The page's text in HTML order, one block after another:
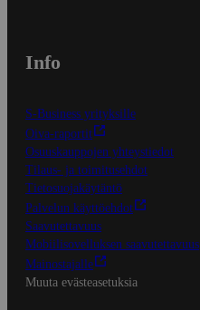
Info
S-Business yrityksille
Oiva-raportit
Osuuskauppojen yhteystiedot
Tilaus- ja toimitusehdot
Tietosuojakäytäntö
Palvelun käyttöehdot
Saavutettavuus
Mobiilisovelluksen saavutettavuus
Mainostajalle
Muuta evästeasetuksia